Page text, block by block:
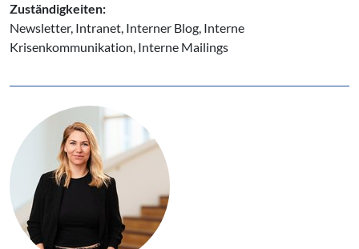
Zuständigkeiten:
Newsletter, Intranet, Interner Blog, Interne
Krisenkommunikation, Interne Mailings